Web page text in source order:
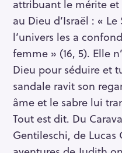
attribuant le mérite
au Dieu d’Israël : «
l’univers les a
femme » (16, 5). Elle
Dieu pour séduire et
sandale ravit son
âme et le sabre lui
Tout est dit. Du
Gentileschi, de Lucas